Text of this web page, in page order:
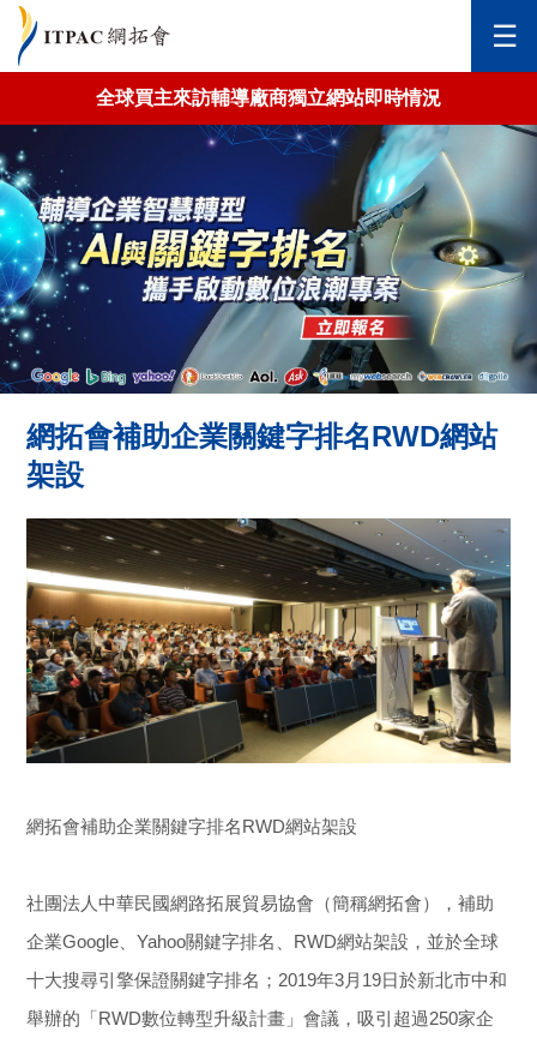
✕
關於網拓會
全球市場拓銷
台灣市場拓銷
新北市政府-金斗雲
報名說明會
AI銷售推廣機器人
網拓會成功案例
網拓會廠商影片
網拓會感謝函
新聞報導
Blog
優化資訊
台灣經貿資訊
☰
全球買主來訪輔導廠商獨立網站即時情況
網拓會補助企業關鍵字排名RWD網站
架設
網拓會補助企業關鍵字排名RWD網站架設
社團法人中華民國網路拓展貿易協會（簡稱網拓會），補助
企業Google、Yahoo關鍵字排名、RWD網站架設，並於全球
十大搜尋引擎保證關鍵字排名；2019年3月19日於新北市中和
舉辦的「RWD數位轉型升級計畫」會議，吸引超過250家企